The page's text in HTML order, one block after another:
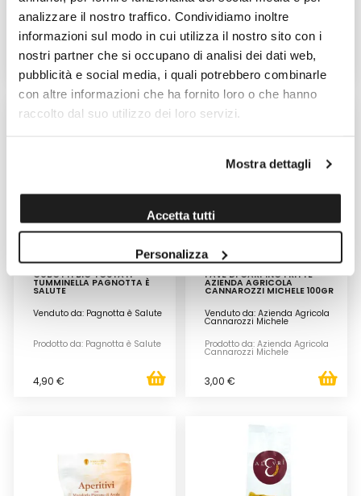
analizzare il nostro traffico. Condividiamo inoltre
informazioni sul modo in cui utilizza il nostro sito con i
nostri partner che si occupano di analisi dei dati web,
pubblicità e social media, i quali potrebbero combinarle
con altre informazioni che ha fornito loro o che hanno
raccolto dal suo utilizzo dei loro servizi.
Mostra dettagli
Accetta tutti
Personalizza
3,90 € 5,90 €
CUBOTTI BIO TOSTATI
TUMMINELLA PAGNOTTA È
SALUTE
Venduto da: Pagnotta è Salute
Prodotto da: Pagnotta è Salute
4,90 €
FAVE DI CARPINO FRITTE
AZIENDA AGRICOLA
CANNAROZZI MICHELE 100GR
Venduto da: Azienda Agricola
Cannarozzi Michele
Prodotto da: Azienda Agricola
Cannarozzi Michele
3,00 €